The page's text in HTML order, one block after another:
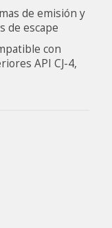
de emisión y
de escape
con
API CJ-4,